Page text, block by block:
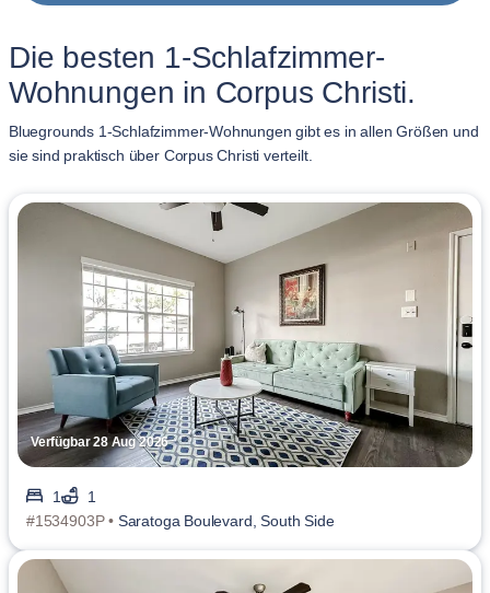
Die besten 1-Schlafzimmer-
Wohnungen in Corpus Christi.
Bluegrounds 1-Schlafzimmer-Wohnungen gibt es in allen Größen und
sie sind praktisch über Corpus Christi verteilt.
Verfügbar 28 Aug 2026
1
1
#1534903P • Saratoga Boulevard, South Side